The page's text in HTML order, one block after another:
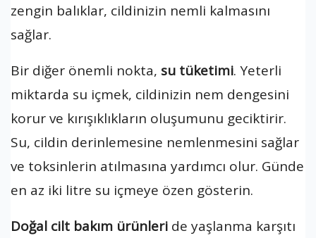
zengin balıklar, cildinizin nemli kalmasını
sağlar.
Bir diğer önemli nokta, su tüketimi. Yeterli
miktarda su içmek, cildinizin nem dengesini
korur ve kırışıklıkların oluşumunu geciktirir.
Su, cildin derinlemesine nemlenmesini sağlar
ve toksinlerin atılmasına yardımcı olur. Günde
en az iki litre su içmeye özen gösterin.
Doğal cilt bakım ürünleri de yaşlanma karşıtı